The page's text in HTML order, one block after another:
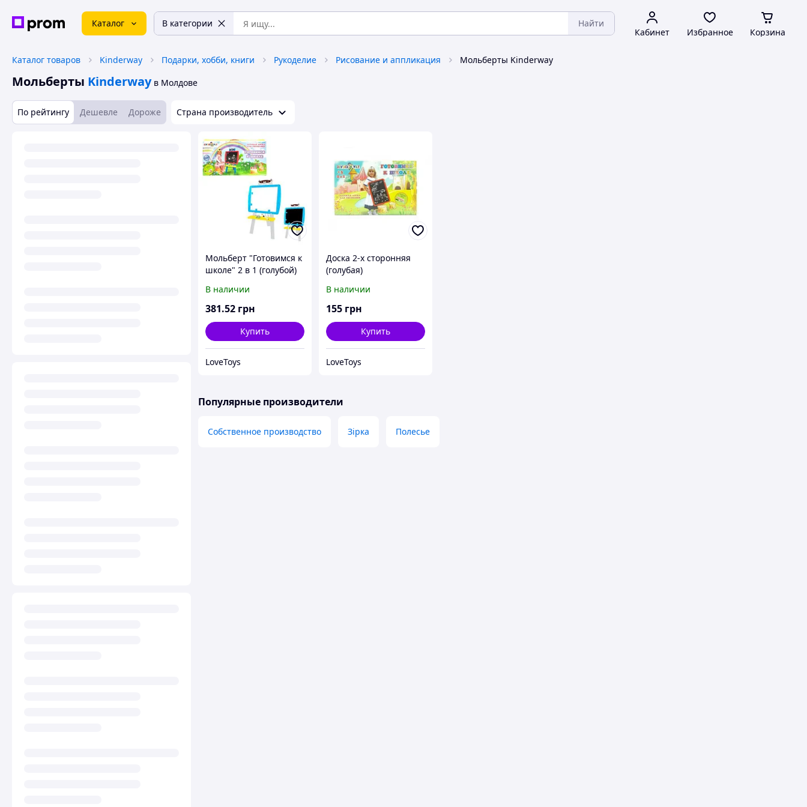
Каталог В категории Найти
Кабинет Избранное Корзина
Каталог товаров Kinderway Подарки, хобби, книги Рукоделие Рисование и аппликация Мольберты Kinderway
Мольберты Kinderway в Молдове
По рейтингу Дешевле Дороже Страна производитель
Мольберт "Готовимся к
школе" 2 в 1 (голубой)
В наличии
381.52 грн
Купить
LoveToys
Доска 2-х сторонняя
(голубая)
В наличии
155 грн
Купить
LoveToys
Популярные производители
Собственное производство Зірка Полесье